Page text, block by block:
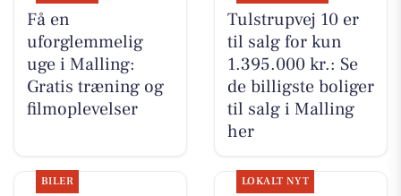
Få en
uforglemmelig
uge i Malling:
Gratis træning og
filmoplevelser
Tulstrupvej 10 er
til salg for kun
1.395.000 kr.: Se
de billigste boliger
til salg i Malling
her
BILER LOKALT NYT